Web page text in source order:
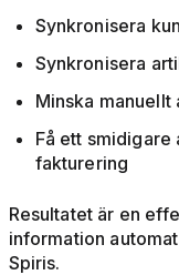
Synkronisera
Synkronisera
Minska
Få ett
fakturering
Resultatet är en
information
Spiris.